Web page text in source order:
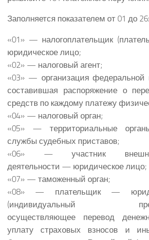
Заполняется показателем от 01 до 26:
«01» — налогоплательщик
юридическое лицо;
«02» — налоговый агент;
«03» — организация федеральной
составившая распоряжение о
средств по каждому платежу
«04» — налоговый орган;
«05» — территориальные
службы судебных приставов;
«06» — участник
деятельности — юридическое лицо;
«07» — таможенный орган;
«08» — плательщик —
(индивидуальный
осуществляющее перевод
уплату страховых взносов и